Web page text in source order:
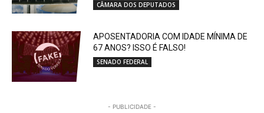
CÂMARA DOS DEPUTADOS
APOSENTADORIA COM IDADE MÍNIMA DE
67 ANOS? ISSO É FALSO!
SENADO FEDERAL
- PUBLICIDADE -